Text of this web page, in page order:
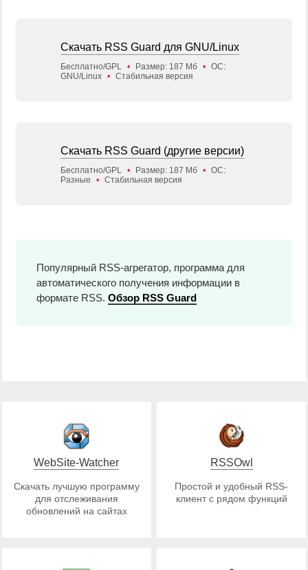
Скачать RSS Guard для GNU/Linux
Бесплатно/GPL • Размер: 187 Мб • ОС:
GNU/Linux • Стабильная версия
Скачать RSS Guard (другие версии)
Бесплатно/GPL • Размер: 187 Мб • ОС:
Разные
• Стабильная версия
Популярный RSS-агрегатор, программа для
автоматического получения информации в
формате RSS. Обзор RSS Guard
WebSite-Watcher
Скачать лучшую программу
для отслеживания
обновлений на сайтах
RSSOwl
Простой и удобный RSS-
клиент с рядом функций